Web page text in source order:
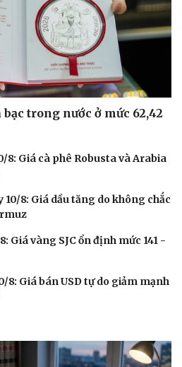
trong nước ở mức 62,42
8: Giá cà phê Robusta và Arabia
10/8: Giá dầu tăng do không chắc
Giá vàng SJC ổn định mức 141 -
8: Giá bán USD tự do giảm mạnh